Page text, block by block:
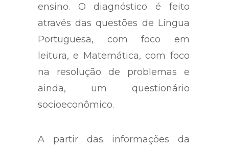
ensino. O diagnóstico é feito
através das questões de Língua
Portuguesa, com foco em
leitura, e Matemática, com foco
na resolução de problemas e
ainda, um questionário
socioeconômico.
A partir das informações da